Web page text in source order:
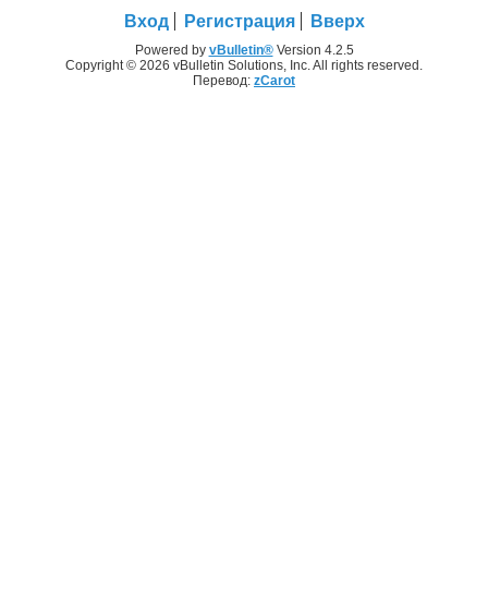
Вход Регистрация Вверх
Powered by vBulletin®Version 4.2.5
Copyright © 2026 vBulletin Solutions, Inc. All rights reserved.
Перевод: zCarot